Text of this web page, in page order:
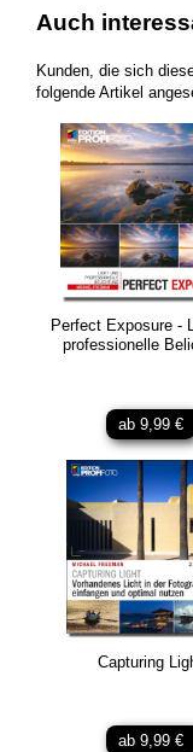
Auch
Kunden, die sich
folgende Artikel
Perfect Exposure -
professionelle
ab 9,99 €
Capturing
ab 9,99 €